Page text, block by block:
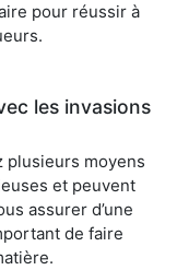
pour réussir à
les invasions
plusieurs moyens
et peuvent
assurer d’une
de faire